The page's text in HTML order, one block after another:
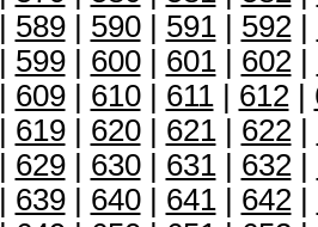
589| 590| 591| 592|
599| 600| 601| 602|
609| 610| 611| 612|
619| 620| 621| 622|
629| 630| 631| 632|
639| 640| 641| 642|